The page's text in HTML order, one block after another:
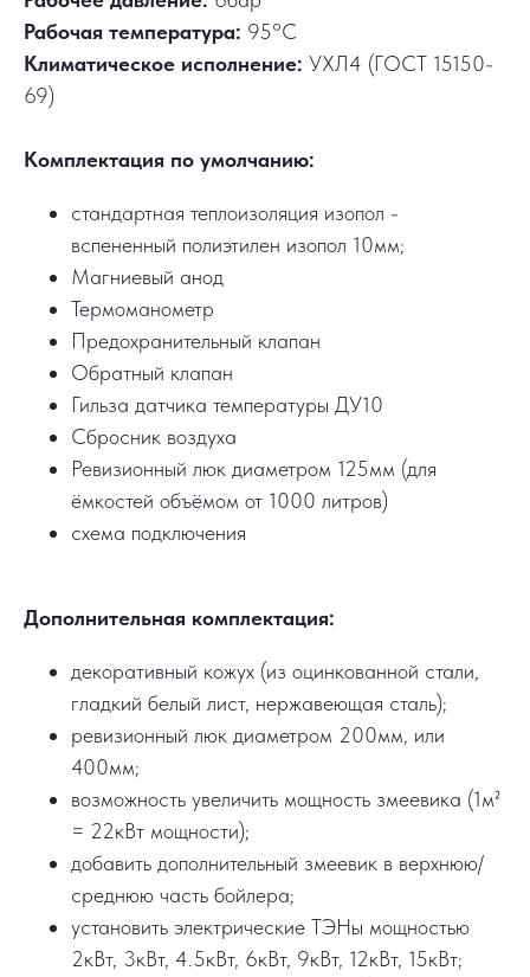
Рабочая температура: 95°C
Климатическое исполнение: УХЛ4 (ГОСТ 15150-
69)
Комплектация по умолчанию:
стандартная теплоизоляция изопол -
вспененный полиэтилен изопол 10мм;
Магниевый анод
Термоманометр
Предохранительный клапан
Обратный клапан
Гильза датчика температуры ДУ10
Сбросник воздуха
Ревизионный люк диаметром 125мм (для
ёмкостей объёмом от 1000 литров)
схема подключения
Дополнительная комплектация:
декоративный кожух (из оцинкованной стали,
гладкий белый лист, нержавеющая сталь);
ревизионный люк диаметром 200мм, или
400мм;
возможность увеличить мощность змеевика (1м²
= 22кВт мощности);
добавить дополнительный змеевик в верхнюю/
среднюю часть бойлера;
установить электрические ТЭНы мощностью
2кВт, 3кВт, 4.5кВт, 6кВт, 9кВт, 12кВт, 15кВт;